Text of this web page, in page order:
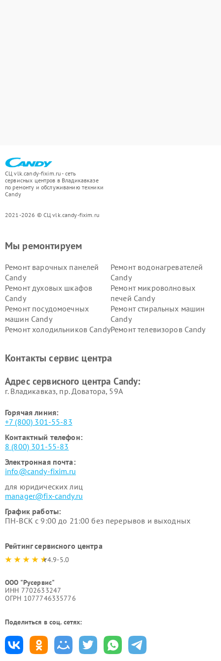
СЦ vlk.candy-fixim.ru - сеть
сервисных центров в Владикавказе
по ремонту и обслуживанию техники
Candy
2021-2026 © СЦ vlk.candy-fixim.ru
Мы ремонтируем
Ремонт варочных панелей
Candy
Ремонт водонагревателей
Candy
Ремонт духовых шкафов
Candy
Ремонт микроволновых
печей Candy
Ремонт посудомоечных
машин Candy
Ремонт стиральных машин
Candy
Ремонт холодильников CandyРемонт телевизоров Candy
Контакты сервис центра
Адрес сервисного центра Candy:
г. Владикавказ, пр. Доватора, 59А
Горячая линия:
+7 (800) 301-55-83
Контактный телефон:
8 (800) 301-55-83
Электронная почта:
info@candy-fixim.ru
для юридических лиц
manager@fix-candy.ru
График работы:
ПН-ВСК с 9:00 до 21:00 без перерывов и выходных
Рейтинг сервисного центра
4.9-5.0
ООО "Русервис"
ИНН 7702633247
ОГРН 1077746335776
Поделиться в соц. сетях: